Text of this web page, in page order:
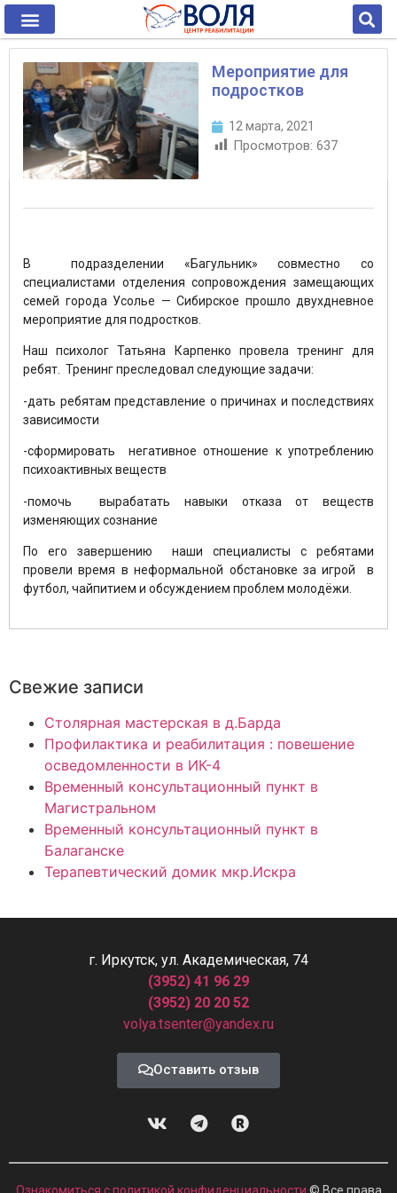
Мероприятие для
подростков
12 марта, 2021
Просмотров: 637
В подразделении «Багульник» совместно со
специалистами отделения сопровождения замещающих
семей города Усолье — Сибирское прошло двухдневное
мероприятие для подростков.
Наш психолог Татьяна Карпенко провела тренинг для
ребят. Тренинг преследовал следующие задачи:
-дать ребятам представление о причинах и последствиях
зависимости
-сформировать негативное отношение к употреблению
психоактивных веществ
-помочь вырабатать навыки отказа от веществ
изменяющих сознание
По его завершению наши специалисты с ребятами
провели время в неформальной обстановке за игрой в
футбол, чайпитием и обсуждением проблем молодёжи.
Свежие записи
Столярная мастерская в д.Барда
Профилактика и реабилитация : повешение
осведомленности в ИК-4
Временный консультационный пункт в
Магистральном
Временный консультационный пункт в
Балаганске
Терапевтический домик мкр.Искра
г. Иркутск, ул. Академическая, 74
(3952) 41 96 29
(3952) 20 20 52
volya.tsenter@yandex.ru
Оставить отзыв